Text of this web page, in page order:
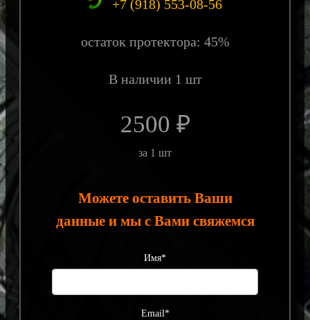
+7 (918) 553-08-56
остаток протектора: 45%
В наличии 1 шт
2500 ₽
за 1 шт
Можете оставить Ваши
данные и мы с Вами свяжемся
Имя*
Email*